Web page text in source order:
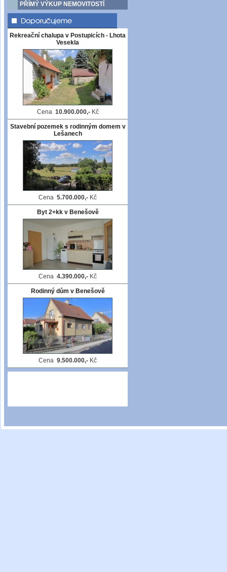
PŘÍMÝ VÝKUP NEMOVITOSTÍ
Rekreační chalupa v Postupicích - Lhota
Vesekla
Cena 10.900.000,-Kč
Stavební pozemek s rodinným domem v
Lešanech
Cena 5.700.000,- Kč
Byt 2+kk v Benešově
Cena 4.390.000,- Kč
Rodinný dům v Benešově
Cena 9.500.000,- Kč